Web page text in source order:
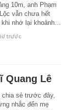
10m, anh Phạm
vẫn chưa hết
khi nhớ lại khoảnh…
trước
Quang Lê
chia sẻ trước đây,
nhắc đến mẹ